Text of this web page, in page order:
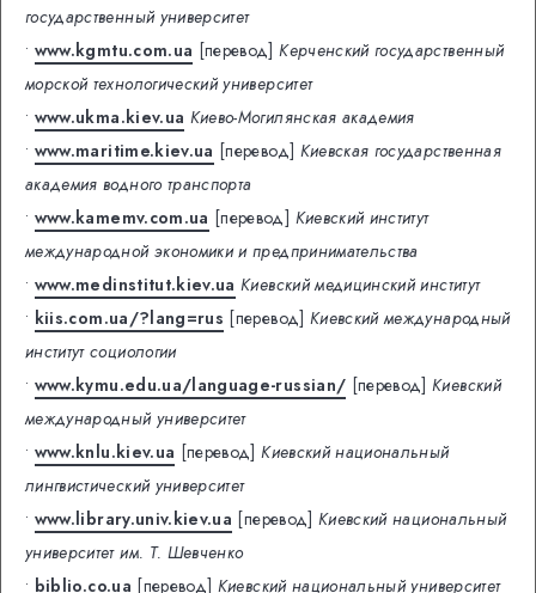
государственный университет
• www.kgmtu.com.ua [перевод] Керченский государственный
морской технологический университет
• www.ukma.kiev.ua Киево-Могилянская академия
• www.maritime.kiev.ua [перевод] Киевская государственная
академия водного транспорта
• www.kamemv.com.ua [перевод] Киевский институт
международной экономики и предпринимательства
• www.medinstitut.kiev.ua Киевский медицинский институт
• kiis.com.ua/?lang=rus [перевод] Киевский международный
институт социологии
• www.kymu.edu.ua/language-russian/ [перевод] Киевский
международный университет
• www.knlu.kiev.ua [перевод] Киевский национальный
лингвистический университет
• www.library.univ.kiev.ua [перевод] Киевский национальный
университет им. Т. Шевченко
• biblio.co.ua [перевод] Киевский национальный университет